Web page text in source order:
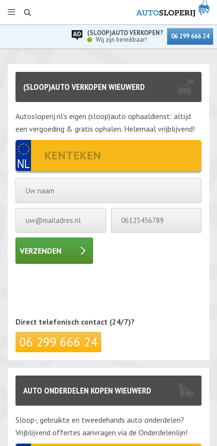
(SLOOP)AUTO VERKOPEN?
Wij zijn bereikbaar!
06 299 666 24
(SLOOP)AUTO VERKOPEN WIEUWERD
Autosloperij.nl's eigen (sloop)auto ophaaldienst: altijd
een vergoeding & gratis ophalen. Helemaal vrijblijvend!
VERZENDEN
Direct telefonisch contact (24/7)?
06 299 666 24
AUTO ONDERDELEN KOPEN WIEUWERD
Sloop-, gebruikte en tweedehands auto onderdelen?
Vrijblijvend offertes aanvragen via de Onderdelenlijn!